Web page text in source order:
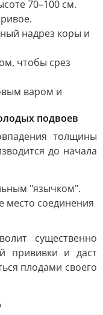
70–100 см.
надрез коры и
чтобы срез
варом и
подвоев
толщины
до начала
"язычком".
место соединения
существенно
прививки и даст
плодами своего